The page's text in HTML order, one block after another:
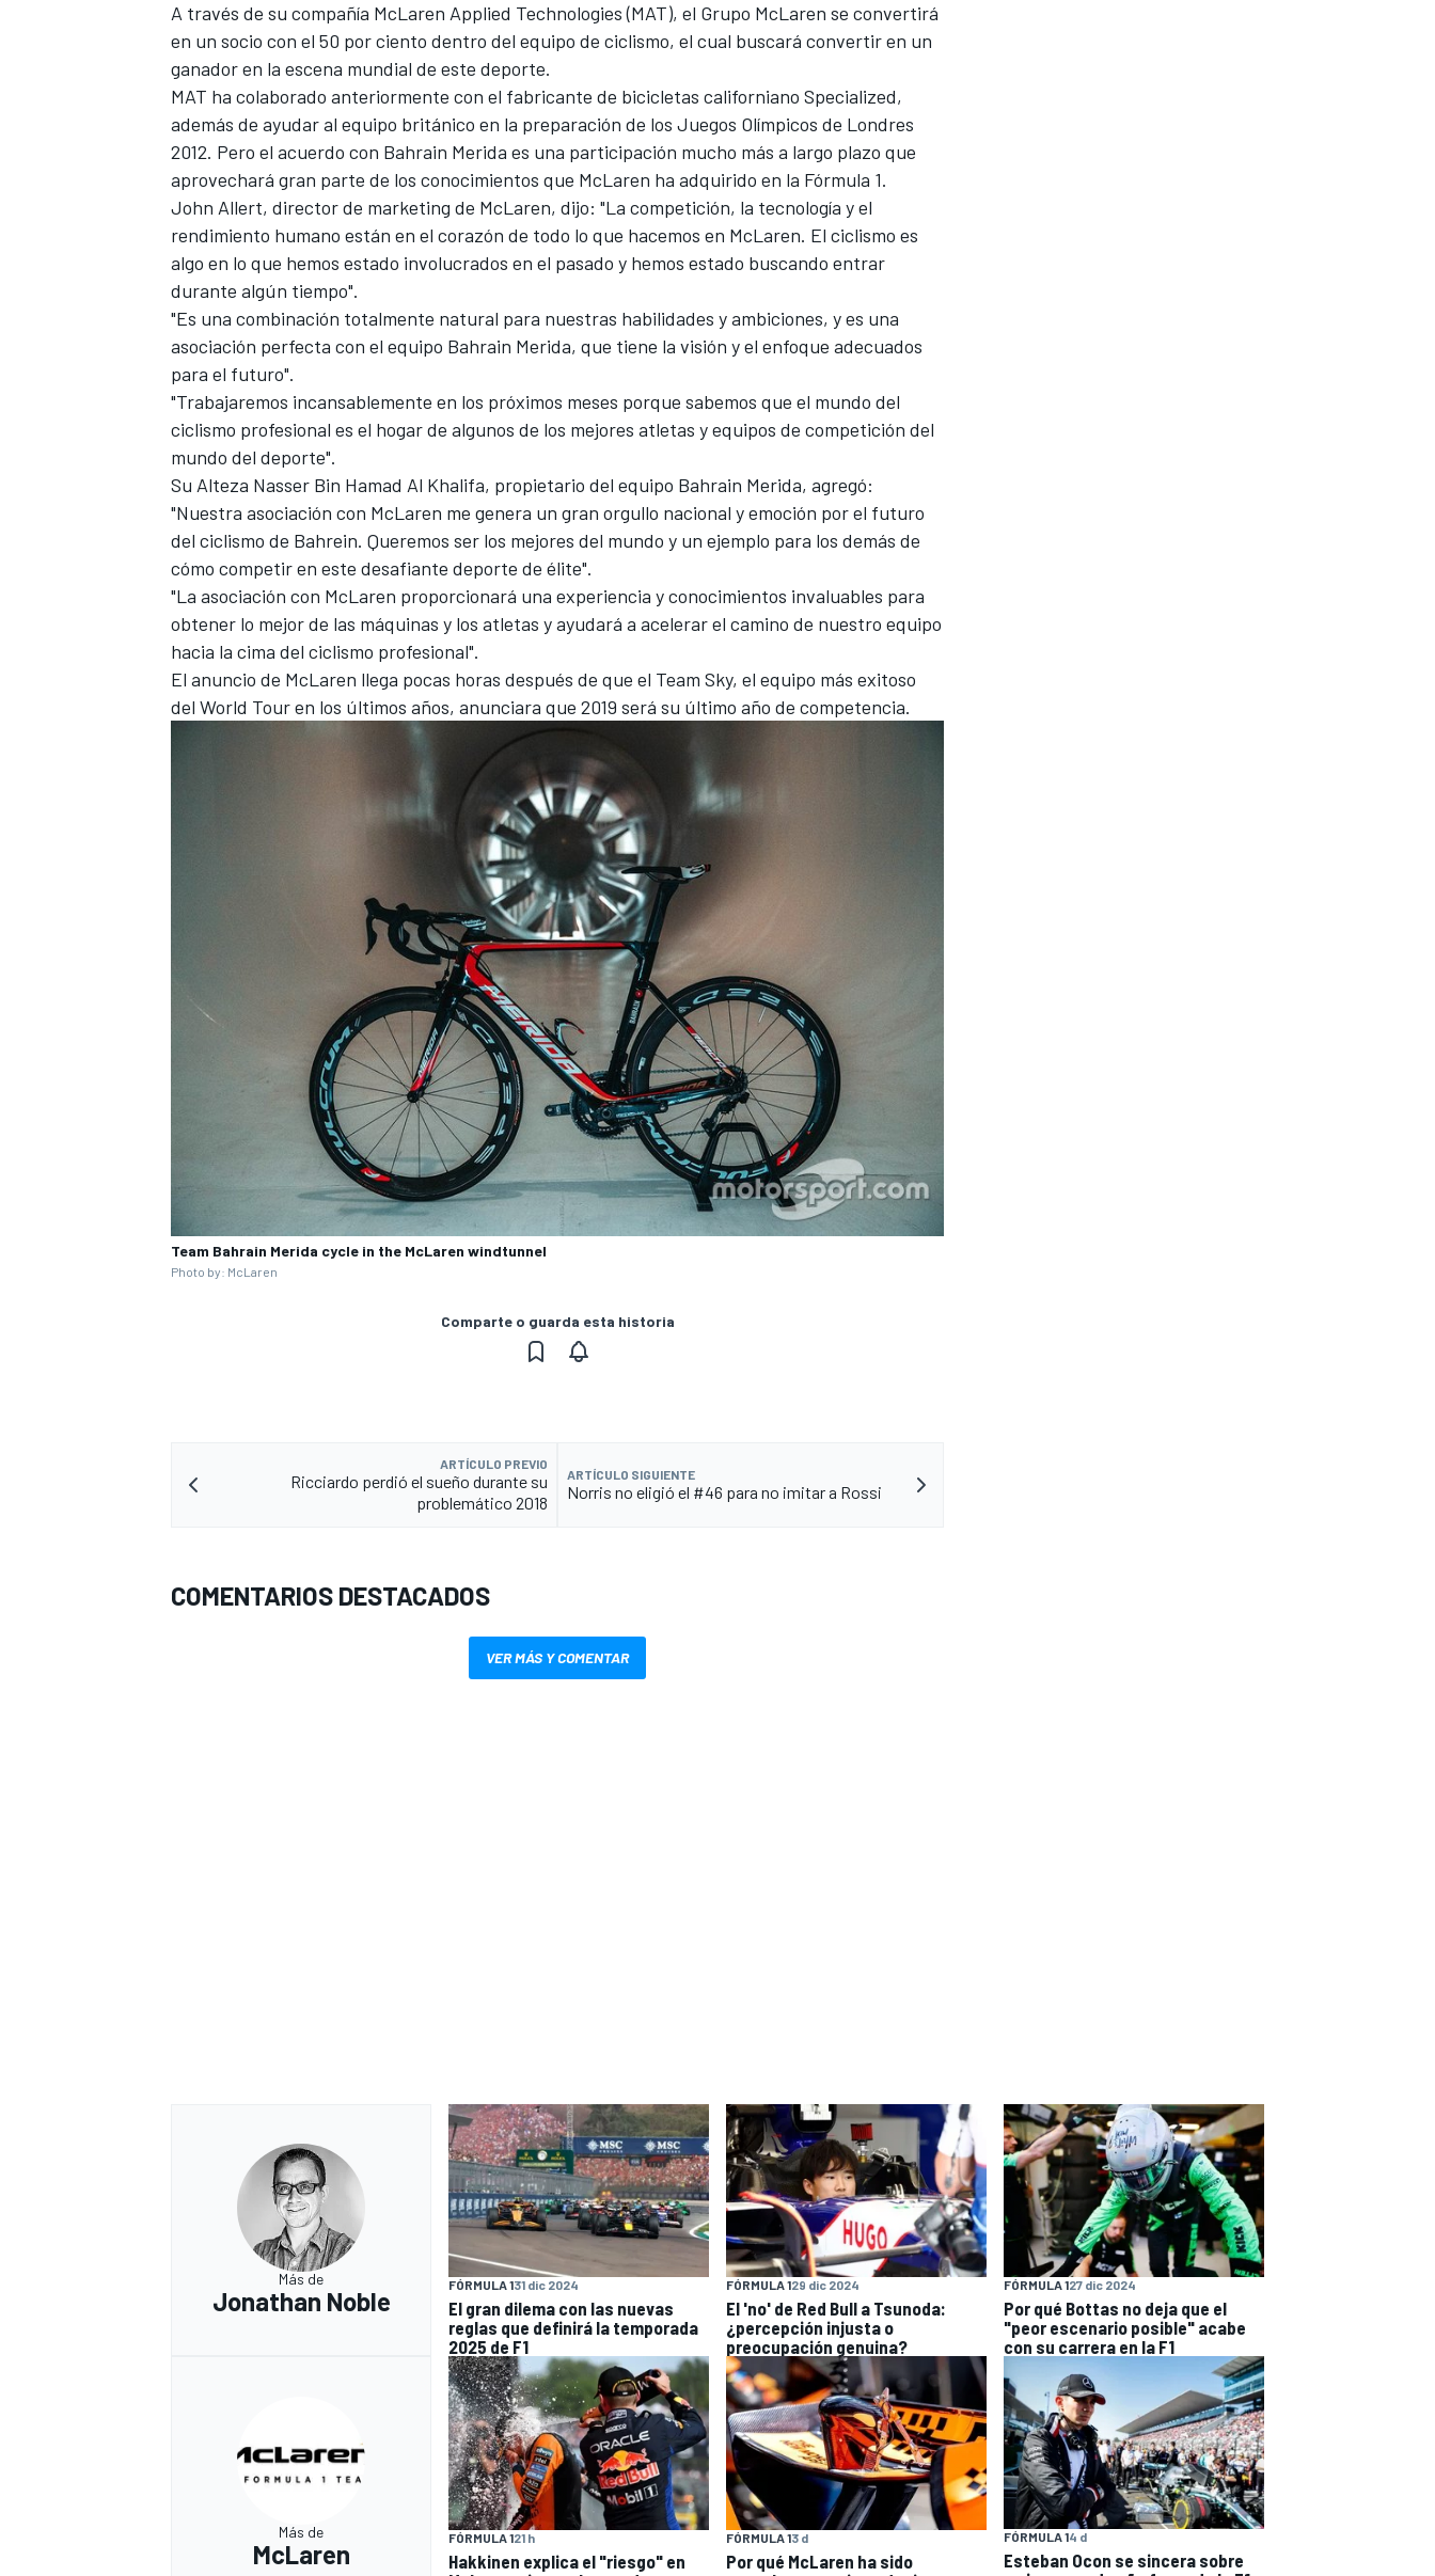
FÓRMULA E
WRC
A través de su compañía McLaren Applied Technologies (MAT), el Grupo McLaren se convertirá
en un socio con el 50 por ciento dentro del equipo de ciclismo, el cual buscará convertir en un
ganador en la escena mundial de este deporte.
MAT ha colaborado anteriormente con el fabricante de bicicletas californiano Specialized,
además de ayudar al equipo británico en la preparación de los Juegos Olímpicos de Londres
2012. Pero el acuerdo con Bahrain Merida es una participación mucho más a largo plazo que
aprovechará gran parte de los conocimientos que McLaren ha adquirido en la Fórmula 1.
John Allert, director de marketing de McLaren, dijo: "La competición, la tecnología y el
rendimiento humano están en el corazón de todo lo que hacemos en McLaren. El ciclismo es
algo en lo que hemos estado involucrados en el pasado y hemos estado buscando entrar
durante algún tiempo".
"Es una combinación totalmente natural para nuestras habilidades y ambiciones, y es una
asociación perfecta con el equipo Bahrain Merida, que tiene la visión y el enfoque adecuados
para el futuro".
"Trabajaremos incansablemente en los próximos meses porque sabemos que el mundo del
ciclismo profesional es el hogar de algunos de los mejores atletas y equipos de competición del
mundo del deporte".
Su Alteza Nasser Bin Hamad Al Khalifa, propietario del equipo Bahrain Merida, agregó:
"Nuestra asociación con McLaren me genera un gran orgullo nacional y emoción por el futuro
del ciclismo de Bahrein. Queremos ser los mejores del mundo y un ejemplo para los demás de
cómo competir en este desafiante deporte de élite".
"La asociación con McLaren proporcionará una experiencia y conocimientos invaluables para
obtener lo mejor de las máquinas y los atletas y ayudará a acelerar el camino de nuestro equipo
hacia la cima del ciclismo profesional".
El anuncio de McLaren llega pocas horas después de que el Team Sky, el equipo más exitoso
del World Tour en los últimos años, anunciara que 2019 será su último año de competencia.
Team Bahrain Merida cycle in the McLaren windtunnel
Photo by: McLaren
Comparte o guarda esta historia
ARTÍCULO PREVIO
Ricciardo perdió el sueño durante su
problemático 2018
ARTÍCULO SIGUIENTE
Norris no eligió el #46 para no imitar a Rossi
COMENTARIOS DESTACADOS
VER MÁS Y COMENTAR
Más de
Jonathan Noble
FÓRMULA 131 dic 2024
El gran dilema con las nuevas
reglas que definirá la temporada
2025 de F1
FÓRMULA 129 dic 2024
El 'no' de Red Bull a Tsunoda:
¿percepción injusta o
preocupación genuina?
FÓRMULA 127 dic 2024
Por qué Bottas no deja que el
"peor escenario posible" acabe
con su carrera en la F1
Más de
McLaren
FÓRMULA 121 h
Hakkinen explica el "riesgo" en
FÓRMULA 13 d
Por qué McLaren ha sido
FÓRMULA 14 d
Esteban Ocon se sincera sobre